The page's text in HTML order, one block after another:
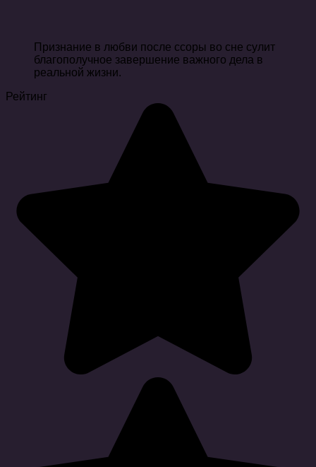
Признание в любви после ссоры во сне сулит
благополучное завершение важного дела в
реальной жизни.
Рейтинг